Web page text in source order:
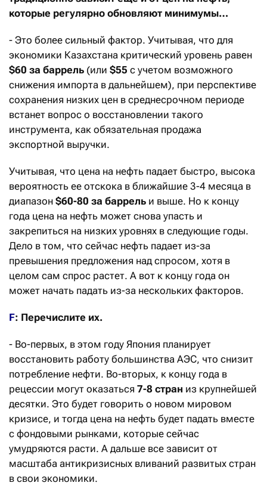
которые регулярно обновляют минимумы…
- Это более сильный фактор. Учитывая, что для
экономики Казахстана критический уровень равен
$60 за баррель (или $55 с учетом возможного
снижения импорта в дальнейшем), при перспективе
сохранения низких цен в среднесрочном периоде
встанет вопрос о восстановлении такого
инструмента, как обязательная продажа
экспортной выручки.
Учитывая, что цена на нефть падает быстро, высока
вероятность ее отскока в ближайшие 3-4 месяца в
диапазон $60-80 за баррель и выше. Но к концу
года цена на нефть может снова упасть и
закрепиться на низких уровнях в следующие годы.
Дело в том, что сейчас нефть падает из-за
превышения предложения над спросом, хотя в
целом сам спрос растет. А вот к концу года он
может начать падать из-за нескольких факторов.
F: Перечислите их.
- Во-первых, в этом году Япония планирует
восстановить работу большинства АЭС, что снизит
потребление нефти. Во-вторых, к концу года в
рецессии могут оказаться 7-8 стран из крупнейшей
десятки. Это будет говорить о новом мировом
кризисе, и тогда цена на нефть будет падать вместе
с фондовыми рынками, которые сейчас
умудряются расти. А дальше все зависит от
масштаба антикризисных вливаний развитых стран
в свои экономики.